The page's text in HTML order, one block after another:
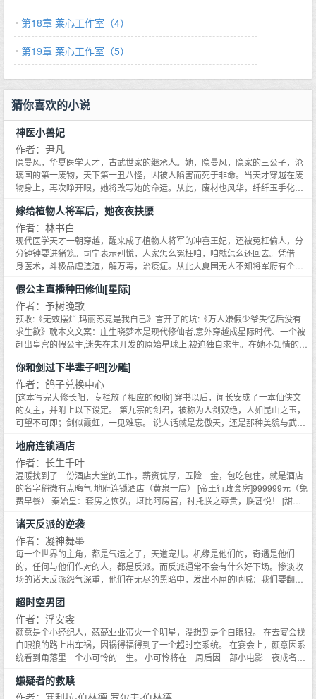
第18章 莱心工作室（4）
第19章 莱心工作室（5）
猜你喜欢的小说
神医小兽妃
作者：尹凡
隐曼风，华夏医学天才，古武世家的继承人。她，隐曼风，隐家的三公子，沧
璃国的第一废物，天下第一丑八怪，因被人陷害而死于非命。当天才穿越在废
物身上，再次睁开眼，她将改写她的命运。从此，废材也风华，纤纤玉手化腐
是，不小心救了这个小奶娃怎么回事？他，神君阁的圣子，神魔同体，神秘腹
黑的邪王，冷血妖异，却对偶然救他的丑丫头情有独钟别老跟着爷！某女道。
邪王妖艳笑道：看光了爷，摸光了爷，要对爷负责！
嫁给植物人将军后，她夜夜扶腰
作者：林书白
现代医学天才一朝穿越，醒来成了植物人将军的冲喜王妃，还被冤枉偷人，分
分钟钟要进猪笼。司宁表示别慌，人家怎么冤枉咱，咱就怎么还回去。凭借一
身医术，斗极品虐渣渣，解万毒，治疫症。从此大夏国无人不知将军府有个三
她。开药铺，建超市，无所不能。所有人都对她的名号向往，求娶之队从南排
到北。某个将军实在睡不下去了，起身抱住自家的小娇妻。以后我主外你主
内。
假公主直播种田修仙[星际]
作者：予树晚歌
预收:《无效摆烂,玛丽苏竟是我自己》言开了的坑:《万人嫌假少爷失忆后没有
求生欲》耽本文文案：庄生晓梦本是现代修仙者,意外穿越成星际时代、一个被
赶出皇宫的假公主,迷失在未开发的原始星球上,被迫独自求生。在她不知情的情
认为她只是装装样子。结果眼看着庄生晓梦凭一己之力解决周边危险的星际兽,
建造住所,种田养猪,烹饪美食,织布缝衣……一切从无到有,日子过得很是滋润。
某天,见她忽然折一树枝,以枝做剑,御空飞天,直接剑劈九天雷云。观众目瞪口
呆：演得吧,假的吧？！还在发愁自己进了星际社会,连打螺丝都竞争不过机器人
的庄生晓梦,浑然不知自己早已经在星际社会掀起了轩然大波。温馨提示：主剧
你和剑过下半辈子吧[沙雕]
作者：鸽子兑换中心
[这本写完大修长阳，专栏放了相应的预收] 穿书以后，闻长安成了一本仙侠文
的女主，并附上以下设定。 第九宗的剑君，被称为人剑双绝，人如昆山之玉，
可望不可即；剑似霞虹，一见难忘。 说人话就是龙傲天，还是那种美貌与武力
包含以下关键词：替身，白月光，天降。这些人都因女主互相指责着： 你都死
了十年了，为什么要回来？ 我们青梅竹马，两小无猜，你不过替身罢了。 我与
她是命中注定的相遇，只有我才配得上她，你们全是垃圾。 对此，边上看戏的
闻长安表示： 谢谢，有被孝到。 ** 一个可歌可泣的绝美爱情故算了我不装
了，这就是个沙雕文。 改了八百遍还无比稀烂的文名和文案，基友说正文比文
男主，不是把基友送给你。 6.20周日入V，当天三更 以下是基友的文： 广告位
招租 预收：戳专栏直达！ ①师兄他春心萌动 晏卿：那天风很大，我捧着铺满
灵石的花束走向广场，师妹就站在那里。白衣墨发，仙姿玉骨，不染半点铅
华。 我的心有小鹿乱撞，眼神迷离，师妹看着我，弟子们也看着我，我是如此
紧张，以致先前想好的千言万语成了 如此良辰美景，你我何不一战解愁。 于
是，我被师妹按着打了一顿。 晏卿的第五十三次告白，失败。 ** 沙雕仙侠恋
爱流 男主：恋爱脑大师兄，满脑子虐恋情深。 女主：剑修本修，见了谁都是来
打架的。 ②云养黑科技女神 光年直播平台的观众最近沉迷一个主播。 21世纪
直播间里，一位少女双眸含泪，声音绵软，人家有认真复习的，可他们说我作
弊。我受委屈没关系，可是大家的心血白废了，很难过。 一时间观众纷纷安
慰。 【崽别哭，阿爸给你补课。】 【不过基础化学而已，分分钟钟打脸给他们
看。】 后来，成为科研大佬的少女故技重施，眼泪汪汪，他们说我的理论是假
的，是骗子，好难过。 弹幕再次疯狂刷屏。 【老娘笑了，没见识的远古人】
【来人，给他们上超光速飞行技术】 直播强国文，女主从星际学习知识，反馈
地府连锁酒店
作者：长生千叶
温暖找到了一份酒店大堂的工作，薪资优厚，五险一金，包吃包住，就是酒店
的名字稍微有点晦气 地府连锁酒店（黄泉一店） [帝王行政套房]999999元（免
费早餐） 秦始皇：套房之恢弘，堪比阿房宫，衬托朕之尊贵，朕甚悦！ [甜蜜
间？我从未见过如此古怪的双人间！什么，酒店满房了？ [盘丝洞主题高级
房]1111元（不含早餐） 蜘蛛精：北漂做模特这么多年，头一次见到如此生动
的主题房，好像回到了故乡！ * 温暖：您好，酒店前台，请问有什么需要帮忙
的吗？ 百里无常：需要特殊服务，到我房间来。 温暖：？？？
诸天反派的逆袭
作者：凝神舞墨
每一个世界的主角，都是气运之子，天道宠儿。机缘是他们的，奇遇是他们
的，任何与他们作对的人，都是反派。而反派通常不会有什么好下场。惨淡收
场的诸天反派怨气深重，他们在无尽的黑暗中，发出不屈的呐喊：我们要翻
应运而生。
超时空男团
作者：浮安衾
颜意是个小经纪人，兢兢业业带火一个明星，没想到是个白眼狼。 在去宴会找
白眼狼的路上出车祸，因祸得福得到了一个超时空系统。 在宴会上，颜意因系
统看到角落里一个小可怜的一生。 小可怜将在一周后因一部小电影一夜成名，
悔不已，恨不能重来。 系统：是否对其使用重生功能，将其从未来带回现在的
身体？ 颜意：？ 一个嗓音沙哑的过气艺人为救命钱上综艺，在综艺上被人调侃
嫌疑者的救赎